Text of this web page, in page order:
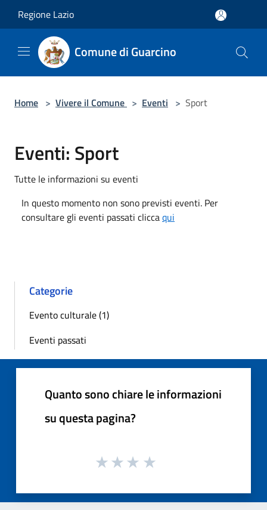
Regione Lazio
Comune di Guarcino
Home > Vivere il Comune > Eventi > Sport
Eventi: Sport
Tutte le informazioni su eventi
In questo momento non sono previsti eventi. Per
consultare gli eventi passati cliccaqui
Categorie
Evento culturale (1)
Eventi passati
Quanto sono chiare le informazioni
su questa pagina?